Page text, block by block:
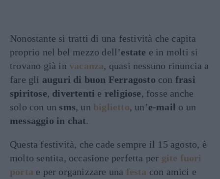
Nonostante si tratti di una festività che capita
proprio nel bel mezzo dell’estate e in molti si
trovano già in vacanza, quasi nessuno rinuncia a
fare gli auguri di buon Ferragosto con frasi
spiritose, divertenti e religiose, fosse anche
solo con un sms, un biglietto, un’e-mail o un
messaggio in chat.
Questa festività, che cade sempre il 15 agosto, è
molto sentita, occasione perfetta per gite fuori
porta e per organizzare una festa con amici e